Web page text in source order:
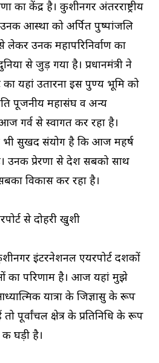
का केंद्र है। कुशीनगर अंतरराष्ट्रीय
आस्था को अर्पित पुष्पांजलि
लेकर उनकी महापरिनिर्वाण का
से जुड़ गया है। प्रधानमंत्री ने
यहां उतारना इस पुण्य भूमि को
पूजनीय महासंघ व अन्य
गर्व से स्वागत कर रहा है।
भी सुखद संयोग है कि आज महर्ष
उनकी प्रेरणा से देश सबको साथ
विकास कर रहा है।
से दोहरी खुशी
इंटरनेशनल एयरपोर्ट दशकों
परिणाम है। आज यहां मुझे
यात्रा के जिज्ञासु के रूप
पूर्वांचल क्षेत्र के प्रतिनिधि के रूप
घड़ी है।